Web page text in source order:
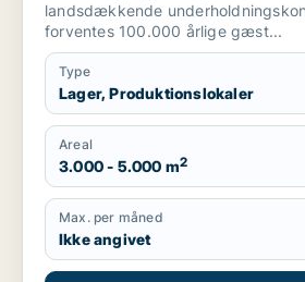
landsdækkende
forventes 100.000 årlige gæst...
Type
Lager, Produktionslokaler
Areal
3.000 - 5.000 m2
Max. per måned
Ikke angivet